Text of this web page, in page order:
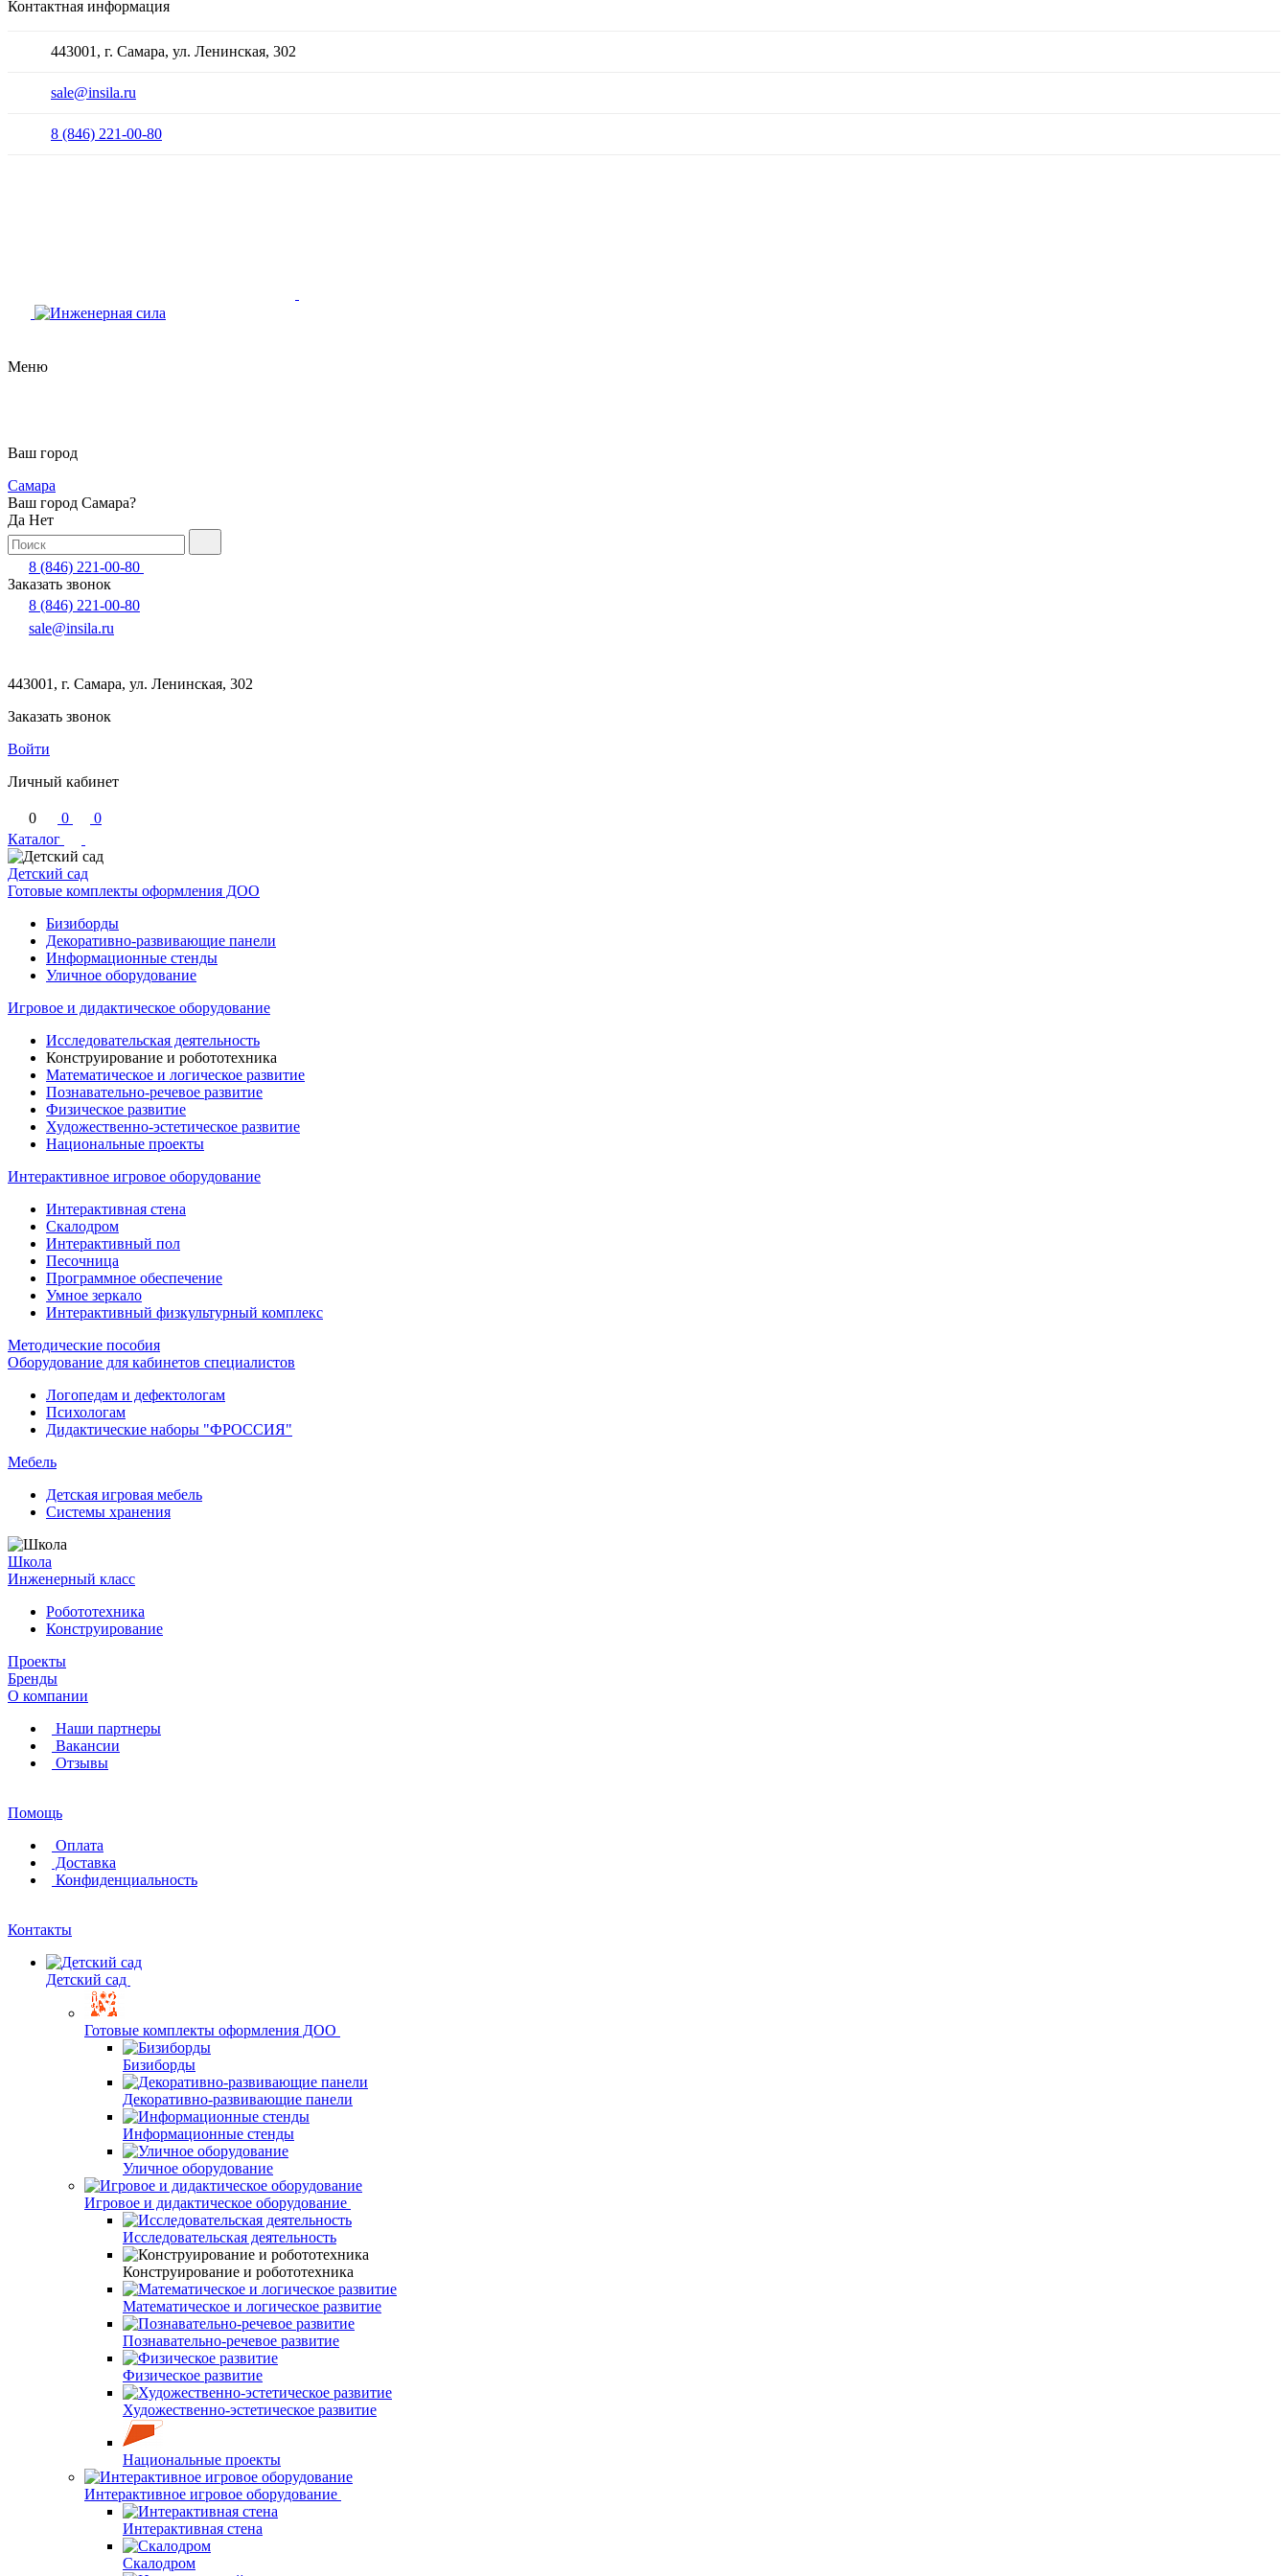
Контактная информация
443001, г. Самара, ул. Ленинская, 302
sale@insila.ru
8 (846) 221-00-80
Меню
Ваш город
Самара
Ваш город Самара?
Да Нет
8 (846) 221-00-80
Заказать звонок
8 (846) 221-00-80
sale@insila.ru
443001, г. Самара, ул. Ленинская, 302
Заказать звонок
Войти
Личный кабинет
0 0
0
Каталог
Детский сад
Готовые комплекты оформления ДОО
Бизиборды
Декоративно-развивающие панели
Информационные стенды
Уличное оборудование
Игровое и дидактическое оборудование
Исследовательская деятельность
Конструирование и робототехника
Математическое и логическое развитие
Познавательно-речевое развитие
Физическое развитие
Художественно-эстетическое развитие
Национальные проекты
Интерактивное игровое оборудование
Интерактивная стена
Скалодром
Интерактивный пол
Песочница
Программное обеспечение
Умное зеркало
Интерактивный физкультурный комплекс
Методические пособия
Оборудование для кабинетов специалистов
Логопедам и дефектологам
Психологам
Дидактические наборы "ФРОССИЯ"
Мебель
Детская игровая мебель
Системы хранения
Школа
Инженерный класс
Робототехника
Конструирование
Проекты
Бренды
О компании
Наши партнеры
Вакансии
Отзывы
Помощь
Оплата
Доставка
Конфиденциальность
Контакты
Детский сад
Готовые комплекты оформления ДОО
Бизиборды
Декоративно-развивающие панели
Информационные стенды
Уличное оборудование
Игровое и дидактическое оборудование
Исследовательская деятельность
Конструирование и робототехника
Математическое и логическое развитие
Познавательно-речевое развитие
Физическое развитие
Художественно-эстетическое развитие
Национальные проекты
Интерактивное игровое оборудование
Интерактивная стена
Скалодром